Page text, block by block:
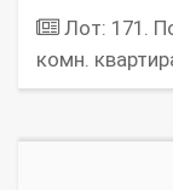
Лот: 171.
комн.